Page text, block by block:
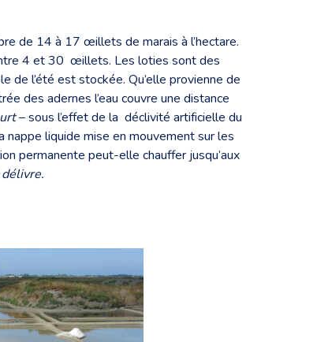
de 14 à 17 œillets de marais à l’hectare.
4 et 30 œillets. Les loties sont des
de l’été est stockée. Qu’elle provienne de
des adernes l’eau couvre une distance
– sous l’effet de la déclivité artificielle du
liquide mise en mouvement sur les
permanente peut-elle chauffer jusqu’aux
délivre.